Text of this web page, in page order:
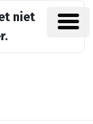
niet